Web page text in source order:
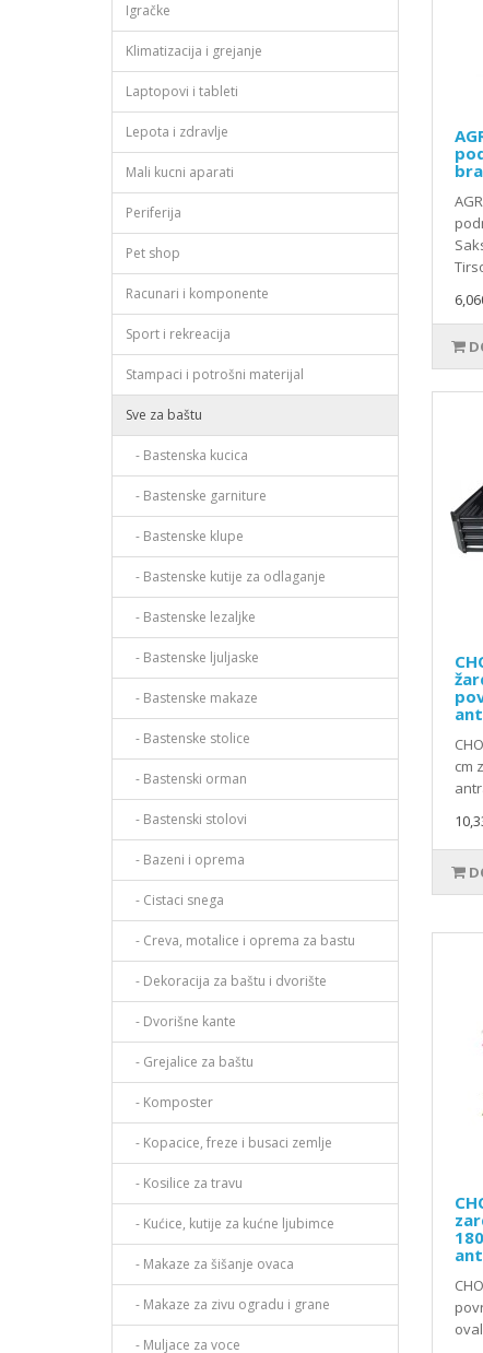
Igračke
Klimatizacija i grejanje
Laptopovi i tableti
Lepota i zdravlje
Mali kucni aparati
Periferija
Pet shop
Racunari i komponente
Sport i rekreacija
Stampaci i potrošni materijal
Sve za baštu
- Bastenska kucica
- Bastenske garniture
- Bastenske klupe
- Bastenske kutije za odlaganje
- Bastenske lezaljke
- Bastenske ljuljaske
- Bastenske makaze
- Bastenske stolice
- Bastenski orman
- Bastenski stolovi
- Bazeni i oprema
- Cistaci snega
- Creva, motalice i oprema za bastu
- Dekoracija za baštu i dvorište
- Dvorišne kante
- Grejalice za baštu
- Komposter
- Kopacice, freze i busaci zemlje
- Kosilice za travu
- Kućice, kutije za kućne ljubimce
- Makaze za šišanje ovaca
- Makaze za zivu ogradu i grane
- Muljace za voce
cm